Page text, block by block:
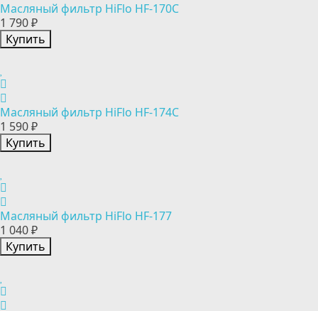
Масляный фильтр HiFlo HF-170C
1 790 ₽
Купить
Масляный фильтр HiFlo HF-174C
1 590 ₽
Купить
Масляный фильтр HiFlo HF-177
1 040 ₽
Купить